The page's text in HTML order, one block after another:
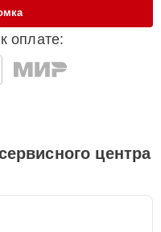
оплате:
центра